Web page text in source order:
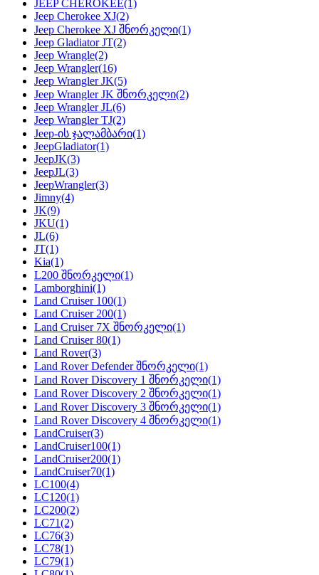
JEEP CHEROKEE(1)
Jeep Cherokee XJ(2)
Jeep Cherokee XJ შნორკელი(1)
Jeep Gladiator JT(2)
Jeep Wrangle(2)
Jeep Wrangler(16)
Jeep Wrangler JK(5)
Jeep Wrangler JK შნორკელი(2)
Jeep Wrangler JL(6)
Jeep Wrangler TJ(2)
Jeep-ის ჯალამბარი(1)
JeepGladiator(1)
JeepJK(3)
JeepJL(3)
JeepWrangler(3)
Jimny(4)
JK(9)
JKU(1)
JL(6)
JT(1)
Kia(1)
L200 შნორკელი(1)
Lamborghini(1)
Land Cruiser 100(1)
Land Cruiser 200(1)
Land Cruiser 7X შნორკელი(1)
Land Cruiser 80(1)
Land Rover(3)
Land Rover Defender შნორკელი(1)
Land Rover Discovery 1 შნორკელი(1)
Land Rover Discovery 2 შნორკელი(1)
Land Rover Discovery 3 შნორკელი(1)
Land Rover Discovery 4 შნორკელი(1)
LandCruiser(3)
LandCruiser100(1)
LandCruiser200(1)
LandCruiser70(1)
LC100(4)
LC120(1)
LC200(2)
LC71(2)
LC76(3)
LC78(1)
LC79(1)